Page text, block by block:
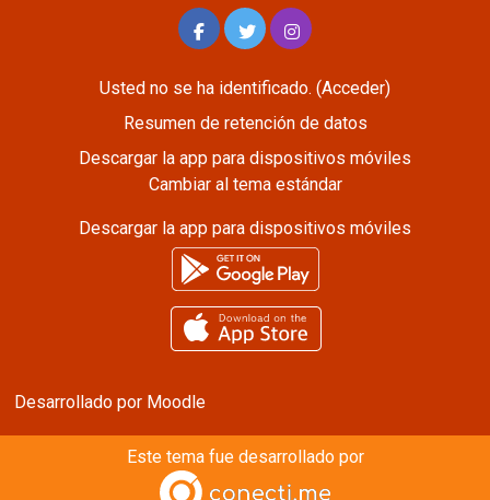
Usted no se ha identificado. (Acceder)
Resumen de retención de datos
Descargar la app para dispositivos móviles
Cambiar al tema estándar
Descargar la app para dispositivos móviles
Desarrollado por Moodle
Este tema fue desarrollado por